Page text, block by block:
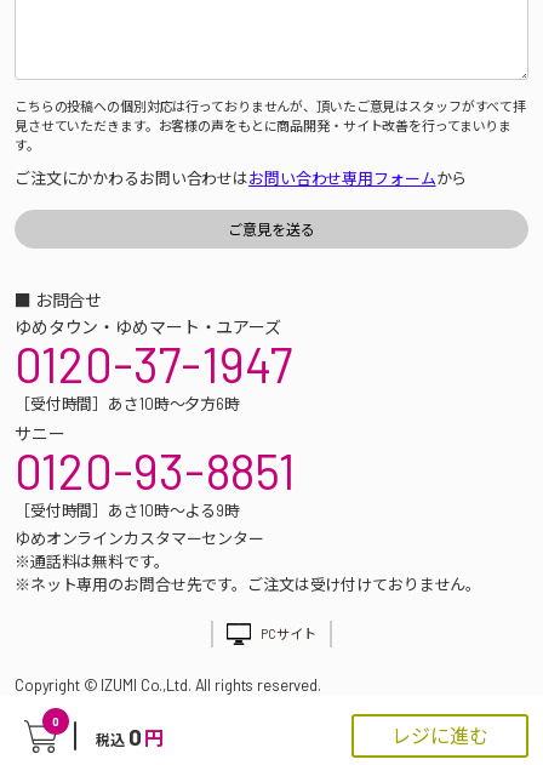
0
税込 0 円 レジに進む
こちらの投稿への個別対応は行っておりませんが、頂いたご意見はスタッフがすべて拝
見させていただきます。お客様の声をもとに商品開発・サイト改善を行ってまいりま
す。
ご注文にかかわるお問い合わせはお問い合わせ専用フォームから
■ お問合せ
ゆめタウン・ゆめマート・ユアーズ
0120-37-1947
［受付時間］あさ10時～夕方6時
サニー
0120-93-8851
［受付時間］あさ10時～よる9時
ゆめオンラインカスタマーセンター
※通話料は無料です。
※ネット専用のお問合せ先です。ご注文は受け付けておりません。
PCサイト
Copyright © IZUMI Co.,Ltd. All rights reserved.